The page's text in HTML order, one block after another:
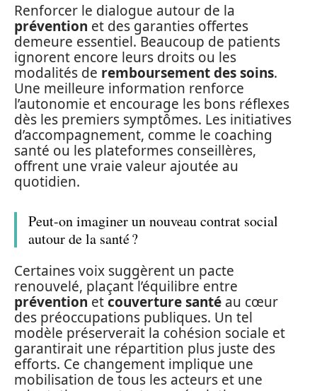
Renforcer le dialogue autour de la
prévention et des garanties offertes
demeure essentiel. Beaucoup de patients
ignorent encore leurs droits ou les
modalités de remboursement des soins.
Une meilleure information renforce
l’autonomie et encourage les bons réflexes
dès les premiers symptômes. Les initiatives
d’accompagnement, comme le coaching
santé ou les plateformes conseillères,
offrent une vraie valeur ajoutée au
quotidien.
Peut-on imaginer un nouveau contrat social
autour de la santé ?
Certaines voix suggèrent un pacte
renouvelé, plaçant l’équilibre entre
prévention etcouverture santé au cœur
des préoccupations publiques. Un tel
modèle préserverait la cohésion sociale et
garantirait une répartition plus juste des
efforts. Ce changement implique une
mobilisation de tous les acteurs et une